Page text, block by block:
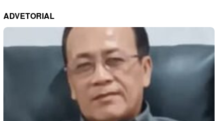
ADVETORIAL